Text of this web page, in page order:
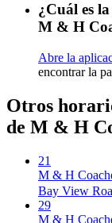
¿Cuál es
M & H
Abre la
encontrar la
Otros
de M & H
21
M & H
Bay View
29
M & H